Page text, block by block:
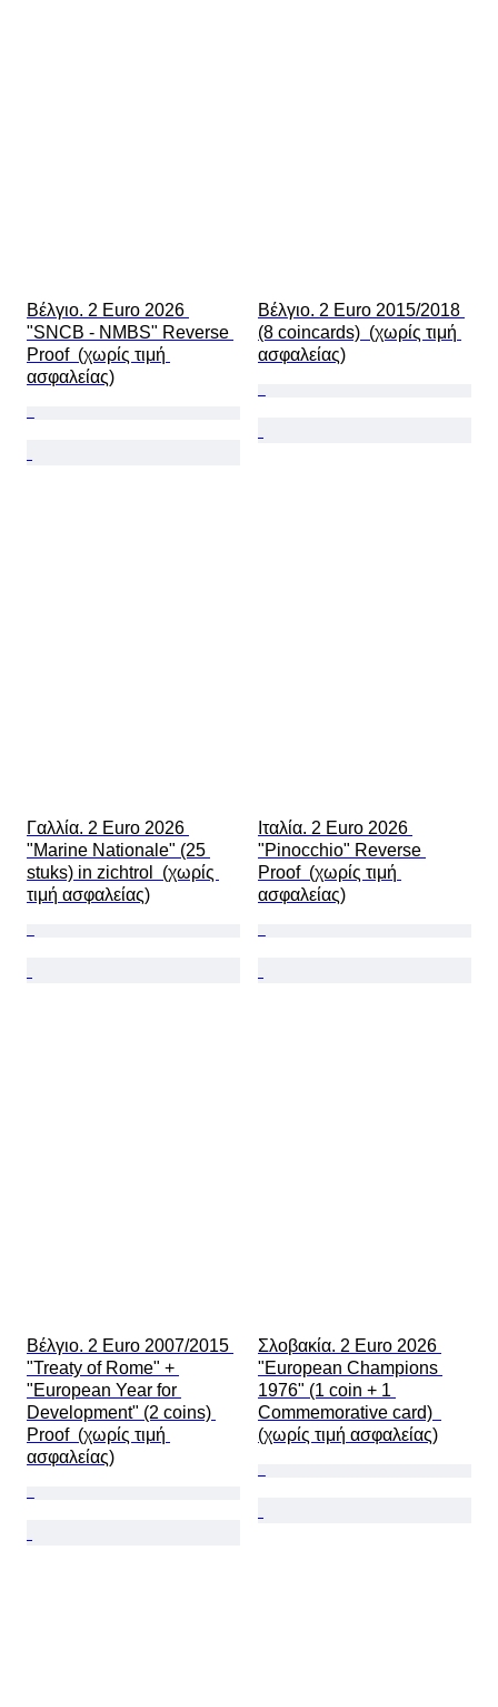
Βέλγιο. 2 Euro 2026
"SNCB - NMBS" Reverse
Proof  (χωρίς τιμή
ασφαλείας)
Βέλγιο. 2 Euro 2015/2018
(8 coincards)  (χωρίς τιμή
ασφαλείας)
Γαλλία. 2 Euro 2026
"Marine Nationale" (25
stuks) in zichtrol  (χωρίς
τιμή ασφαλείας)
Ιταλία. 2 Euro 2026
"Pinocchio" Reverse
Proof  (χωρίς τιμή
ασφαλείας)
Βέλγιο. 2 Euro 2007/2015
"Treaty of Rome" +
"European Year for
Development" (2 coins)
Proof  (χωρίς τιμή
ασφαλείας)
Σλοβακία. 2 Euro 2026
"European Champions
1976" (1 coin + 1
Commemorative card)
(χωρίς τιμή ασφαλείας)